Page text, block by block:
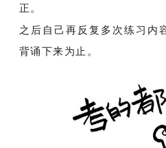
正。
之后自己再反复多次练习内
背诵下来为止。